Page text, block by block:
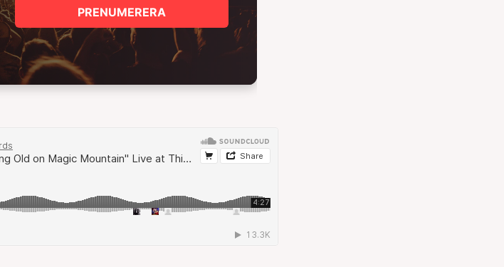
PRENUMERERA